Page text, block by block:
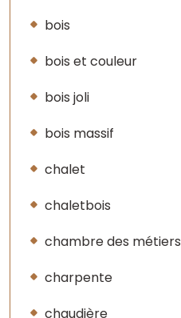
bois
bois et couleur
bois joli
bois massif
chalet
chaletbois
chambre des métiers
charpente
chaudière